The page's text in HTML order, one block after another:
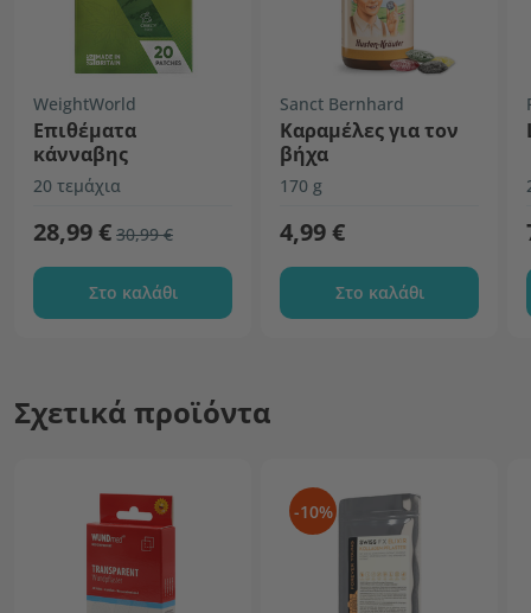
WeightWorld
Επιθέματα
κάνναβης
20 τεμάχια
28,99 € 30,99 €
Στο καλάθι
Sanct Bernhard
Καραμέλες για τον
βήχα
170 g
4,99 €
Στο καλάθι
Σχετικά προϊόντα
-10%